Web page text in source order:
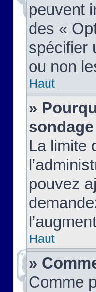
peuvent
des «
spécifier
ou non
Haut
»
La limite
pouvez
Haut
»
Comme